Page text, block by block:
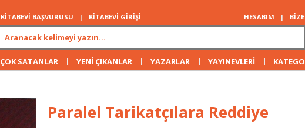
KİTABEVİ BAŞVURUSU | KİTABEVİ GİRİŞİ HESABIM |
ÇOK SATANLAR | YENİ ÇIKANLAR | YAZARLAR | YAYINEVLERİ |
Paralel Tarikatçılara Reddiye